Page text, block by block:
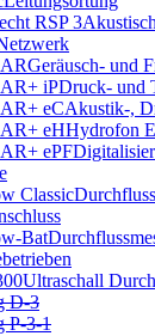
RSP 3
Geräusch- und
iPDruck- und
eCAkustik-,
eHHydrofon
ePF
Classic
Bat
Ultraschall
D-3
P-3-1